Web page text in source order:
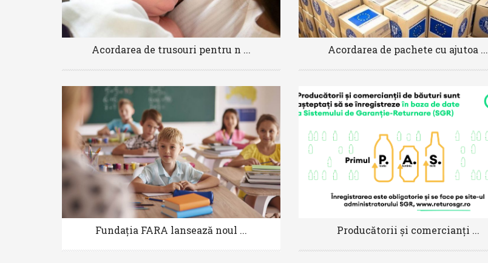
Acordarea de trusouri pentru n ... Acordarea de pachete cu ajutoa ...
Fundația FARA lansează noul ... Producătorii și comercianți ...